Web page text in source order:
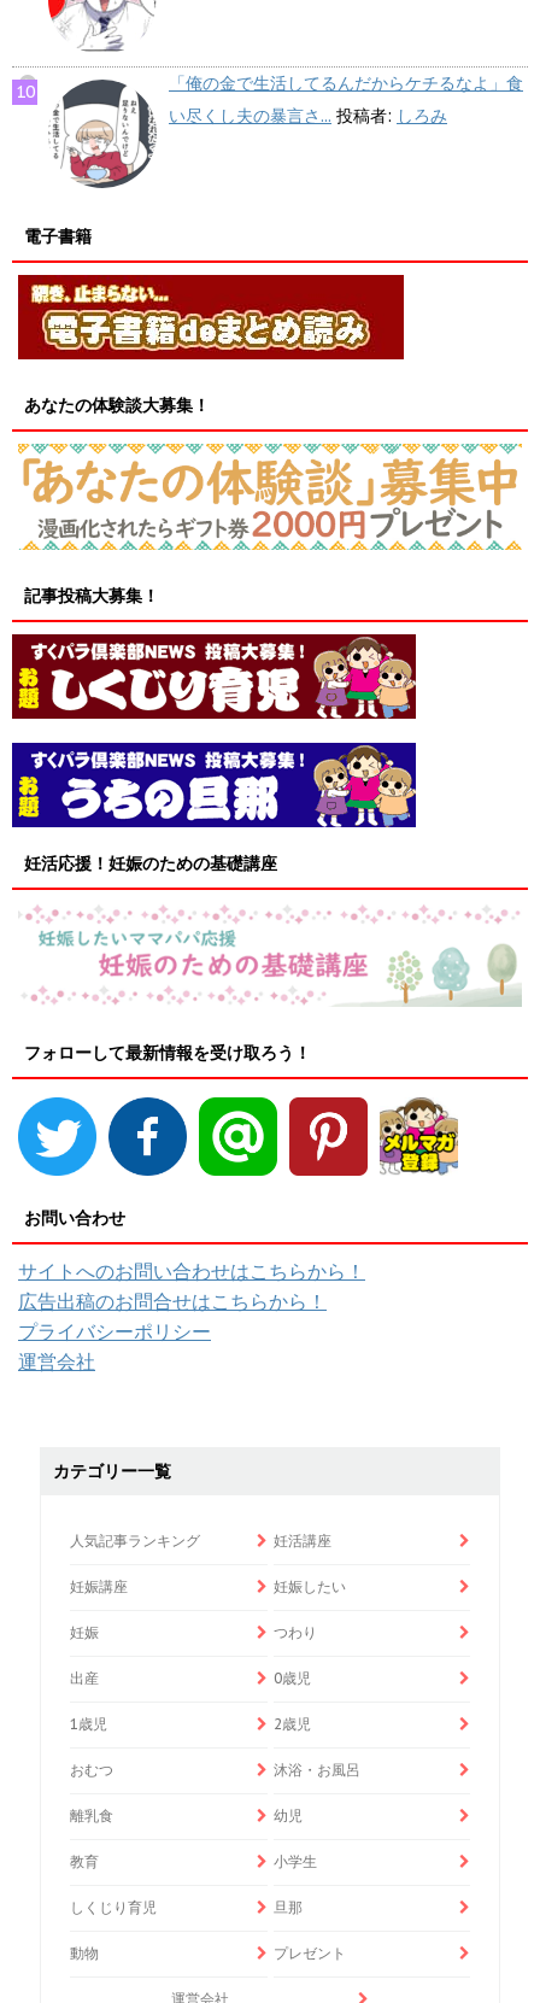
「俺の金で生活してるんだからケチるなよ」食
い尽くし夫の暴言さ... 投稿者: しろみ
電子書籍
あなたの体験談大募集！
記事投稿大募集！
妊活応援！妊娠のための基礎講座
フォローして最新情報を受け取ろう！
お問い合わせ
サイトへのお問い合わせはこちらから！
広告出稿のお問合せはこちらから！
プライバシーポリシー
運営会社
カテゴリー一覧
人気記事ランキング 妊活講座
妊娠講座 妊娠したい
妊娠 つわり
出産 0歳児
1歳児 2歳児
おむつ 沐浴・お風呂
離乳食 幼児
教育 小学生
しくじり育児 旦那
動物 プレゼント
運営会社